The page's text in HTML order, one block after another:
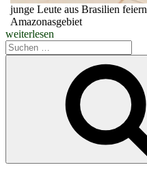
junge Leute aus Brasilien
Amazonasgebiet
„Eine
Tanz-
Rhythmus-
weiterlesen
Suchen
nach: